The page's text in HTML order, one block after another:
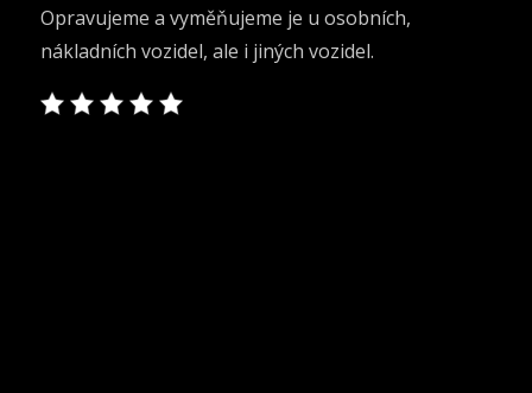
Opravujeme a vyměňujeme je u osobních,
nákladních vozidel, ale i jiných vozidel.